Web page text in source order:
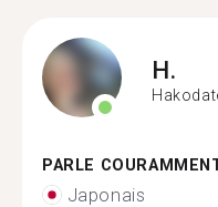
H.
PARLE
Japonais